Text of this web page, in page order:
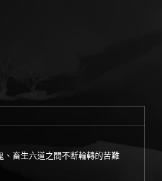
畜生六道之間不断輪轉的苦難